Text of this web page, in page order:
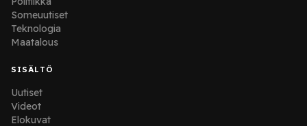
Someuutiset
Teknologia
Maatalous
SISÄLTÖ
Uutiset
Videot
Elokuvat